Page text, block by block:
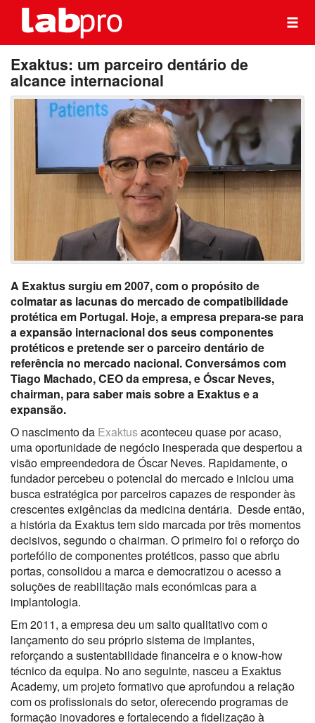
Exaktus: um parceiro dentário de
alcance internacional
A Exaktus surgiu em 2007, com o propósito de
colmatar as lacunas do mercado de compatibilidade
protética em Portugal. Hoje, a empresa prepara-se para
a expansão internacional dos seus componentes
protéticos e pretende ser o parceiro dentário de
referência no mercado nacional. Conversámos com
Tiago Machado, CEO da empresa, e Óscar Neves,
chairman, para saber mais sobre a Exaktus e a
expansão.
O nascimento da Exaktusaconteceu quase por acaso,
uma oportunidade de negócio inesperada que despertou a
visão empreendedora de Óscar Neves. Rapidamente, o
fundador percebeu o potencial do mercado e iniciou uma
busca estratégica por parceiros capazes de responder às
crescentes exigências da medicina dentária. Desde então,
a história da Exaktus tem sido marcada por três momentos
decisivos, segundo o chairman. O primeiro foi o reforço do
portefólio de componentes protéticos, passo que abriu
portas, consolidou a marca e democratizou o acesso a
soluções de reabilitação mais económicas para a
implantologia.
Em 2011, a empresa deu um salto qualitativo com o
lançamento do seu próprio sistema de implantes,
reforçando a sustentabilidade financeira e o know-how
técnico da equipa. No ano seguinte, nasceu a Exaktus
Academy, um projeto formativo que aprofundou a relação
com os profissionais do setor, oferecendo programas de
formação inovadores e fortalecendo a fidelização à